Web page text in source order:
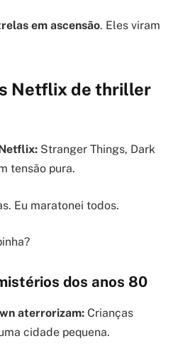
em ascensão. Eles viram
Netflix de thriller
Stranger Things, Dark
tensão pura.
Eu maratonei todos.
dos anos 80
aterrorizam: Crianças
cidade pequena.